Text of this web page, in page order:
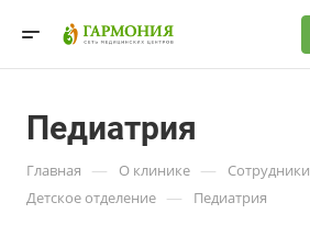
Педиатрия
Главная — О клинике — Сотрудники
Детское отделение — Педиатрия